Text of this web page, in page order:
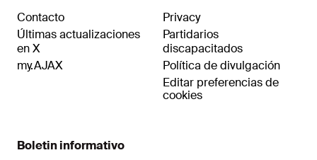
Contacto
Últimas actualizaciones
en X
my.AJAX
Privacy
Partidarios
discapacitados
Política de divulgación
Editar preferencias de
cookies
Boletin informativo